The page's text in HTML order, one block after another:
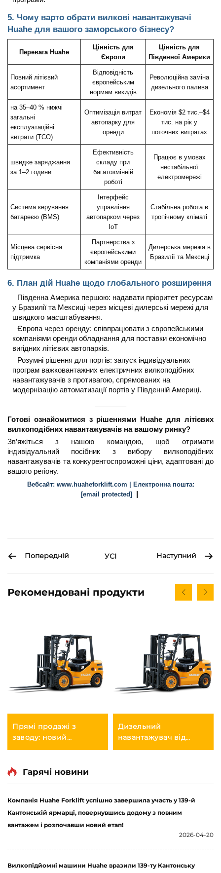
5. Чому варто обрати вилкові навантажувачі
Huahe для вашого заморського бізнесу?
Перевага Huahe
Цінність для
Європи
Цінність для
Південної Америки
Повний літієвий
асортимент
Відповідність
європейським
нормам викидів
Революційна заміна
дизельного палива
на 35–40 % нижчі
загальні
експлуатаційні
витрати (TCO)
Оптимізація витрат
автопарку для
оренди
Економія $2 тис.–$4
тис. на рік у
поточних витратах
швидке заряджання
за 1–2 години
Ефективність
складу при
багатозмінній
роботі
Працює в умовах
нестабільної
електромережі
Система керування
батареєю (BMS)
Інтерфейс
управління
автопарком через
IoT
Стабільна робота в
тропічному кліматі
Місцева сервісна
підтримка
Партнерства з
європейськими
компаніями оренди
Дилерська мережа в
Бразилії та Мексиці
6. План дій Huahe щодо глобального розширення
Південна Америка першою: надавати пріоритет ресурсам
у Бразилії та Мексиці через місцеві дилерські мережі для
швидкого масштабування.
Європа через оренду: співпрацювати з європейськими
компаніями оренди обладнання для поставки економічно
вигідних літієвих автопарків.
Розумні рішення для портів: запуск індивідуальних
програм важковантажних електричних вилкоподібних
навантажувачів з противагою, спрямованих на
модернізацію автоматизації портів у Південній Америці.
───────
Готові ознайомитися з рішеннями Huahe для літієвих
вилкоподібних навантажувачів на вашому ринку?
Зв’яжіться з нашою командою, щоб отримати
індивідуальний посібник з вибору вилкоподібних
навантажувачів та конкурентоспроможні ціни, адаптовані до
вашого регіону.
Вебсайт: www.huaheforklift.com | Електронна пошта:
[email protected]
Попередній УСІ Наступний
Рекомендовані продукти
Прямі продажі з
заводу: новий
китайський
2025 року,
тонни, дизельний
Дизельний
навантажувач від
відомих брендів,
двигуном
Гарячі новини
Компанія Huahe Forklift успішно завершила участь у 139-й
Кантонській ярмарці, повернувшись додому з повним
вантажем і розпочавши новий етап!
2026-04-20
Вилкопідйомні машини Huahe вразили 139-ту Кантонську